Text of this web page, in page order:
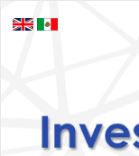
principal